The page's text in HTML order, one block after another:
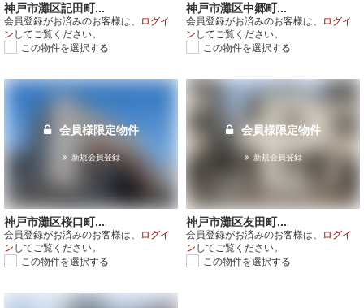
神戸市灘区記田町...
会員登録がお済みのお客様は、
ログイ
ン してご覧ください。
この物件を選択する
神戸市灘区中郷町...
会員登録がお済みのお客様は、
ログイ
ン してご覧ください。
この物件を選択する
会員様限定物件
新規会員登録
神戸市灘区桜口町...
会員登録がお済みのお客様は、
ログイ
ン してご覧ください。
この物件を選択する
会員様限定物件
新規会員登録
神戸市灘区友田町...
会員登録がお済みのお客様は、
ログイ
ン してご覧ください。
この物件を選択する